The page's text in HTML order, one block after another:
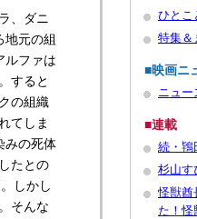
、ダニ
地元の組
ルファは
すると
の組織
てしま
みの死体
たとの
しかし
そんな
ひとこ
特集＆
■映画ニ
ニュー
■連載
続・鴇
杉山す
怪獣酋
た！怪